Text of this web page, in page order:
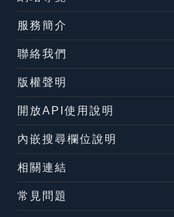
服務簡介
聯絡我們
版權聲明
開放API使用說明
內嵌搜尋欄位說明
相關連結
常見問題